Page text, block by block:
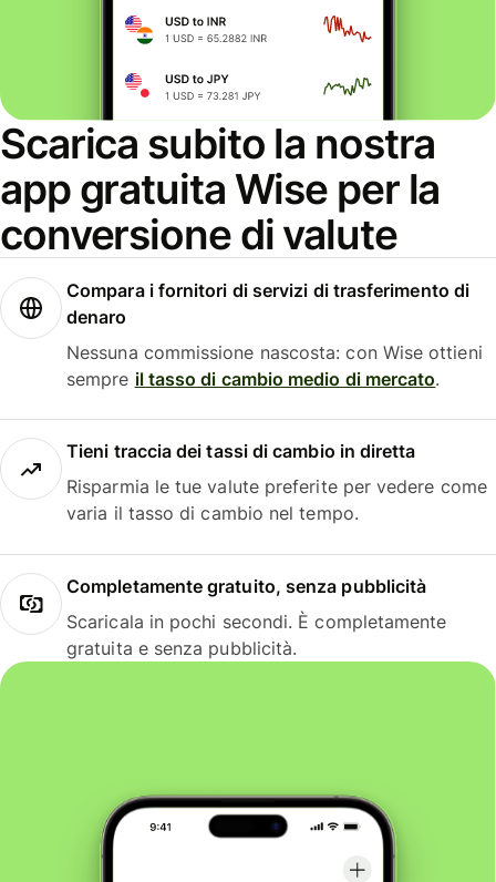
Scarica subito la nostra
app gratuita Wise per la
conversione di valute
Compara i fornitori di servizi di trasferimento di
denaro
Nessuna commissione nascosta: con Wise ottieni
sempre il tasso di cambio medio di mercato.
Tieni traccia dei tassi di cambio in diretta
Risparmia le tue valute preferite per vedere come
varia il tasso di cambio nel tempo.
Completamente gratuito, senza pubblicità
Scaricala in pochi secondi. È completamente
gratuita e senza pubblicità.